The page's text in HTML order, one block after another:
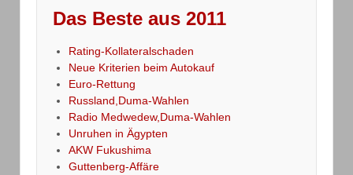
Das Beste aus 2011
Rating-Kollateralschaden
Neue Kriterien beim Autokauf
Euro-Rettung
Russland,Duma-Wahlen
Radio Medwedew,Duma-Wahlen
Unruhen in Ägypten
AKW Fukushima
Guttenberg-Affäre